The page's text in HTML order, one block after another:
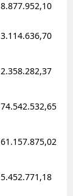
8.877.952,10
3.114.636,70
2.358.282,37
74.542.532,65
61.157.875,02
5.452.771,18